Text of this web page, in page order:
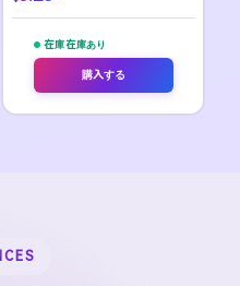
在庫 在庫あり
購入する